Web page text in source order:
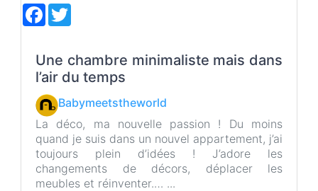
F
a
b
o
o
t
e
r
Une chambre minimaliste mais dans
l’air du temps
Babymeetstheworld
La déco, ma nouvelle passion ! Du moins
quand je suis dans un nouvel appartement, j’ai
toujours plein d’idées ! J’adore les
changements de décors, déplacer les
meubles et réinventer.… ...